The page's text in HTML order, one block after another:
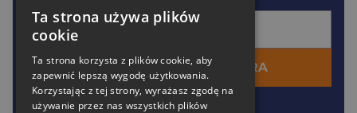
Twój e-mail
DOŁĄCZ DO ZNAK EKSTRA
*Akceptuję politykę prywatności
Ta strona używa plików
cookie
Ta strona korzysta z plików cookie, aby
zapewnić lepszą wygodę użytkowania.
Korzystając z tej strony, wyrażasz zgodę na
używanie przez nas wszystkich plików